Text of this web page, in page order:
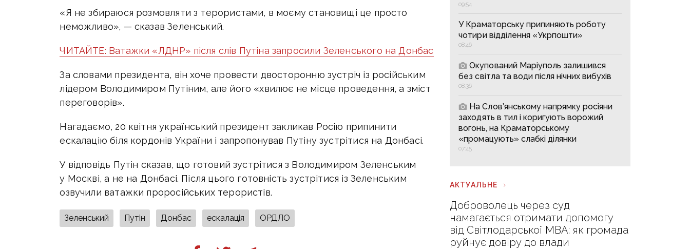
«Я не збираюся розмовляти з терористами, в моєму становищі це просто
неможливо», — сказав Зеленський.
ЧИТАЙТЕ: Ватажки «ЛДНР» після слів Путіна запросили Зеленського на Донбас
За словами президента, він хоче провести двосторонню зустріч із російським
лідером Володимиром Путіним, але його «хвилює не місце проведення, а зміст
переговорів».
Нагадаємо, 20 квітня український президент закликав Росію припинити
ескалацію біля кордонів України і запропонував Путіну зустрітися на Донбасі.
У відповідь Путін сказав, що готовий зустрітися з Володимиром Зеленським
у Москві, а не на Донбасі. Після цього готовність зустрітися із Зеленським
озвучили ватажки проросійських терористів.
Зеленський Путін Донбас ескалація ОРДЛО
09:54
У Краматорську припиняють роботу
чотири відділення «Укрпошти»
08:46
Окупований Маріуполь залишився
без світла та води після нічних вибухів
08:36
На Слов’янському напрямку росіяни
заходять в тил і коригують ворожий
вогонь, на Краматорському
«промацують» слабкі ділянки
07:45
АКТУАЛЬНЕ
Доброволець через суд
намагається отримати допомогу
від Світлодарської МВА: як громада
руйнує довіру до влади